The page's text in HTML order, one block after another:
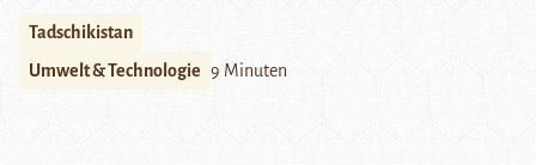
Tadschikistan
Umwelt & Technologie 9 Minuten